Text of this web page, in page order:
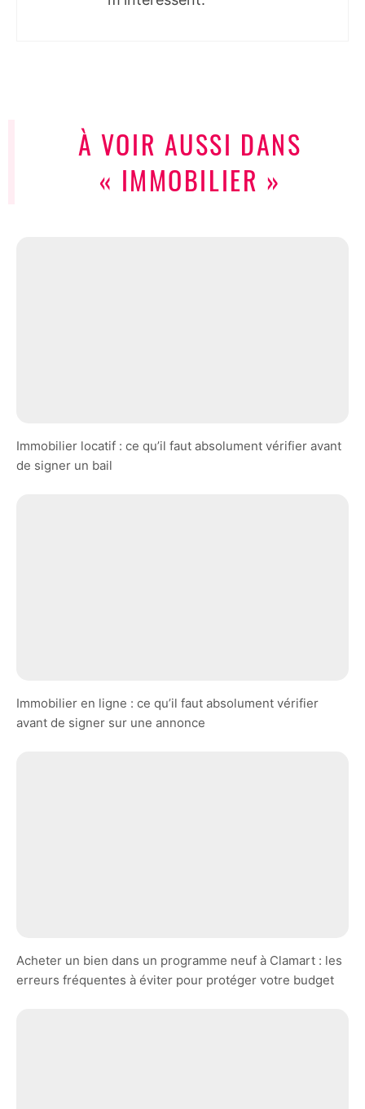
À VOIR AUSSI DANS
« IMMOBILIER »
Immobilier locatif : ce qu’il faut absolument vérifier avant
de signer un bail
Immobilier en ligne : ce qu’il faut absolument vérifier
avant de signer sur une annonce
Acheter un bien dans un programme neuf à Clamart : les
erreurs fréquentes à éviter pour protéger votre budget